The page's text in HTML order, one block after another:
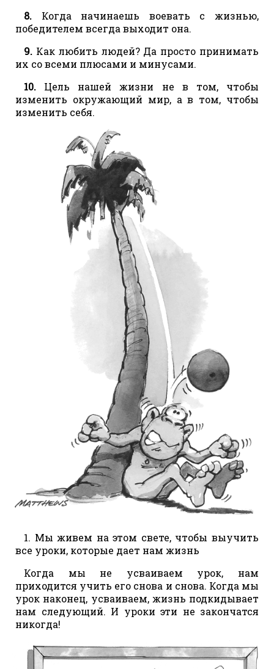
8. Когда начинаешь воевать с жизнью,
победителем всегда выходит она.
9. Как любить людей? Да просто принимать
их со всеми плюсами и минусами.
10. Цель нашей жизни не в том, чтобы
изменить окружающий мир, а в том, чтобы
изменить себя.
1. Мы живем на этом свете, чтобы выучить
все уроки, которые дает нам жизнь
Когда мы не усваиваем урок, нам
приходится учить его снова и снова. Когда мы
урок наконец, усваиваем, жизнь подкидывает
нам следующий. И уроки эти не закончатся
никогда!